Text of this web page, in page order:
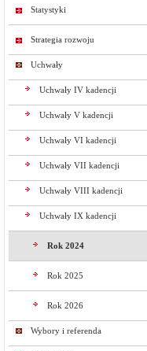
Statystyki
Strategia rozwoju
Uchwały
Uchwały IV kadencji
Uchwały V kadencji
Uchwały VI kadencji
Uchwały VII kadencji
Uchwały VIII kadencji
Uchwały IX kadencji
Rok 2024
Rok 2025
Rok 2026
Wybory i referenda